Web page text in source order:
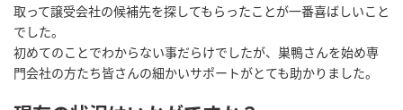
取って譲受会社の候補先を探してもらったことが一番喜ばしいこと
でした。
初めてのことでわからない事だらけでしたが、巣鴨さんを始め専
門会社の方たち皆さんの細かいサポートがとても助かりました。